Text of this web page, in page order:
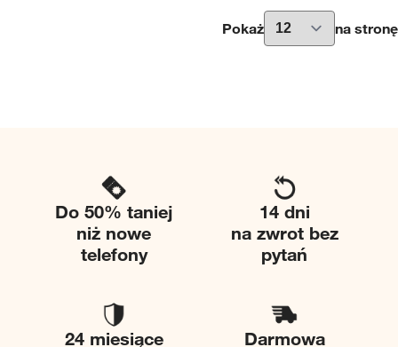
Pokaż na stronę
Do 50% taniej
niż nowe
telefony
14 dni
na zwrot bez
pytań
24 miesiące Darmowa